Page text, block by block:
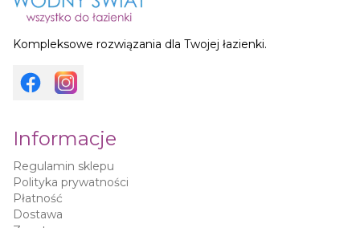
Kompleksowe rozwiązania dla Twojej łazienki.
Informacje
Regulamin sklepu
Polityka prywatności
Płatność
Dostawa